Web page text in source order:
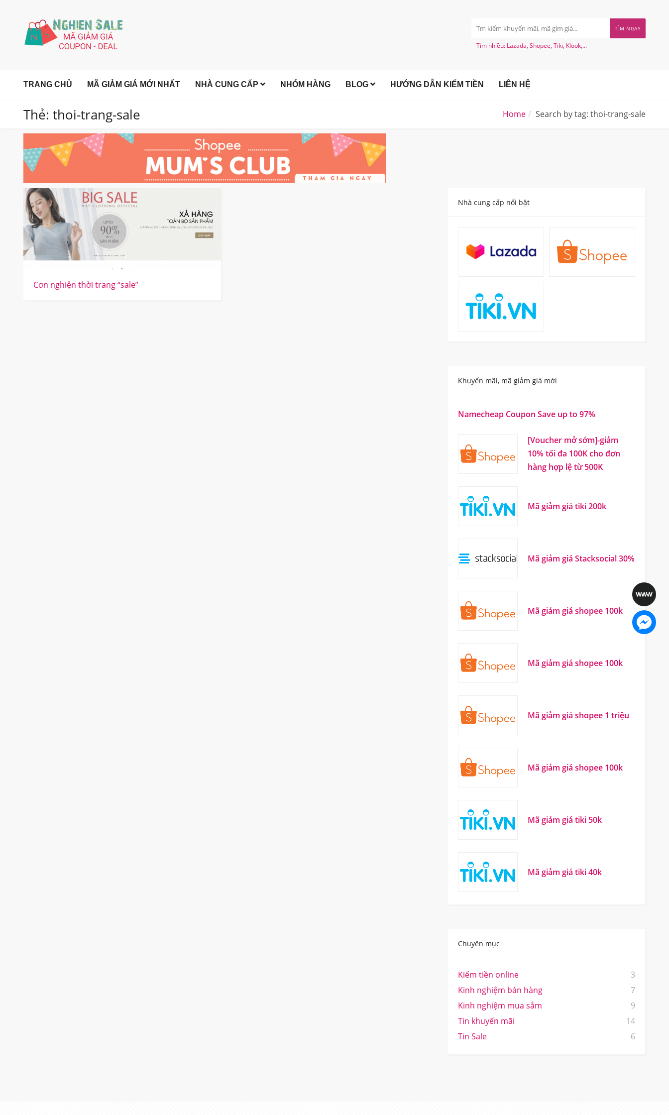
TÌM NGAY
Tìm nhiều: Lazada, Shopee, Tiki, Klook,...
TRANG CHỦ MÃ GIẢM GIÁ MỚI NHẤT NHÀ CUNG CẤP NHÓM HÀNG BLOG HƯỚNG DẪN KIẾM TIỀN LIÊN HỆ
Thẻ: thoi-trang-sale Home Search by tag: thoi-trang-sale
Cơn nghiện thời trang “sale”
Nhà cung cấp nổi bật
Khuyến mãi, mã giảm giá mới
Namecheap Coupon Save up to 97%
[Voucher mở sớm]-giảm
10% tối đa 100K cho đơn
hàng hợp lệ từ 500K
Mã giảm giá tiki 200k
Mã giảm giá Stacksocial 30%
Mã giảm giá shopee 100k
Mã giảm giá shopee 100k
Mã giảm giá shopee 1 triệu
Mã giảm giá shopee 100k
Mã giảm giá tiki 50k
Mã giảm giá tiki 40k
Chuyên mục
Kiếm tiền online
3
Kinh nghiệm bán hàng
7
Kinh nghiệm mua sắm
9
Tin khuyến mãi
14
Tin Sale
6